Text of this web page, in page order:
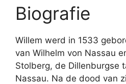
Biografie
Willem werd in 1533
van Wilhelm von Nassau
Stolberg, de Dillenburgse
Nassau. Na de dood van